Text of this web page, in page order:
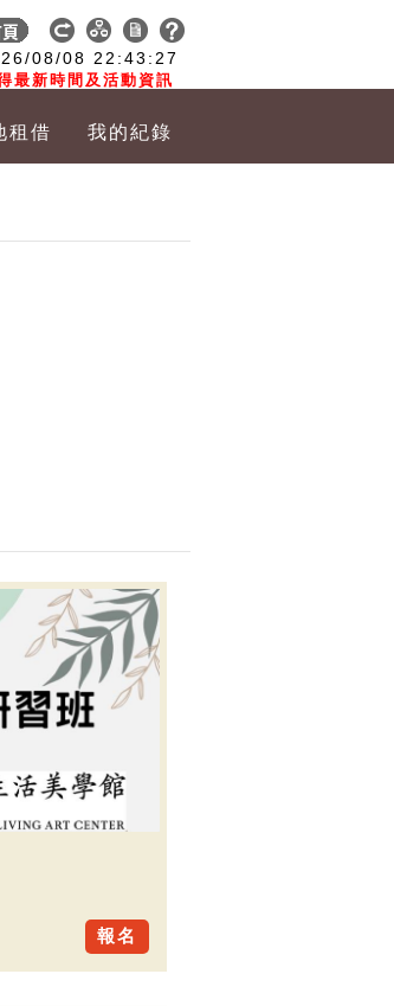
08/08 22:43:28
最新時間及活動資訊
租借 我的紀錄
報名